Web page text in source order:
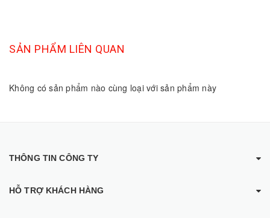
SẢN PHẨM LIÊN QUAN
Không có sản phẩm nào cùng loại với sản phẩm này
THÔNG TIN CÔNG TY
HỖ TRỢ KHÁCH HÀNG